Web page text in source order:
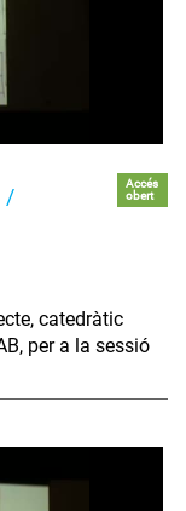
/
Accés
obert
catedràtic
per a la sessió